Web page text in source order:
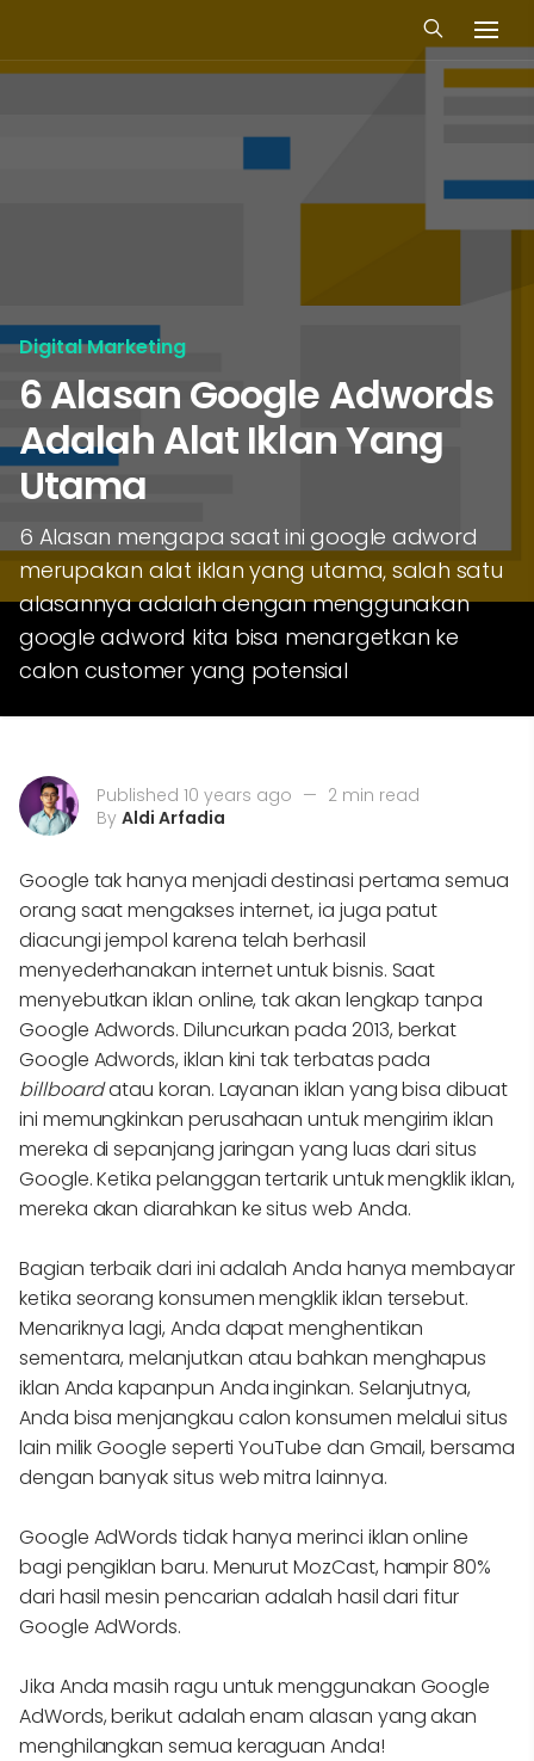
Digital Marketing
6 Alasan Google Adwords
Adalah Alat Iklan Yang
Utama
6 Alasan mengapa saat ini google adword
merupakan alat iklan yang utama, salah satu
alasannya adalah dengan menggunakan
google adword kita bisa menargetkan ke
calon customer yang potensial
Published 10 years ago — 2 min read
By Aldi Arfadia
Google tak hanya menjadi destinasi pertama semua
orang saat mengakses internet, ia juga patut
diacungi jempol karena telah berhasil
menyederhanakan internet untuk bisnis. Saat
menyebutkan iklan online, tak akan lengkap tanpa
Google Adwords. Diluncurkan pada 2013, berkat
Google Adwords, iklan kini tak terbatas pada
billboardatau koran. Layanan iklan yang bisa dibuat
ini memungkinkan perusahaan untuk mengirim iklan
mereka di sepanjang jaringan yang luas dari situs
Google. Ketika pelanggan tertarik untuk mengklik iklan,
mereka akan diarahkan ke situs web Anda.
Bagian terbaik dari ini adalah Anda hanya membayar
ketika seorang konsumen mengklik iklan tersebut.
Menariknya lagi, Anda dapat menghentikan
sementara, melanjutkan atau bahkan menghapus
iklan Anda kapanpun Anda inginkan. Selanjutnya,
Anda bisa menjangkau calon konsumen melalui situs
lain milik Google seperti YouTube dan Gmail, bersama
dengan banyak situs web mitra lainnya.
Google AdWords tidak hanya merinci iklan online
bagi pengiklan baru. Menurut MozCast, hampir 80%
dari hasil mesin pencarian adalah hasil dari fitur
Google AdWords.
Jika Anda masih ragu untuk menggunakan Google
AdWords, berikut adalah enam alasan yang akan
menghilangkan semua keraguan Anda!